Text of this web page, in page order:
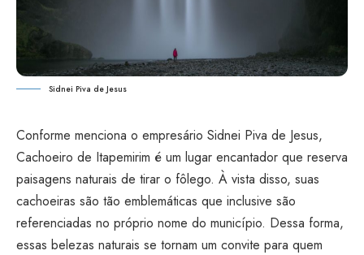
Sidnei Piva de Jesus
Conforme menciona o empresário Sidnei Piva de Jesus,
Cachoeiro de Itapemirim é um lugar encantador que reserva
paisagens naturais de tirar o fôlego. À vista disso, suas
cachoeiras são tão emblemáticas que inclusive são
referenciadas no próprio nome do município. Dessa forma,
essas belezas naturais se tornam um convite para quem